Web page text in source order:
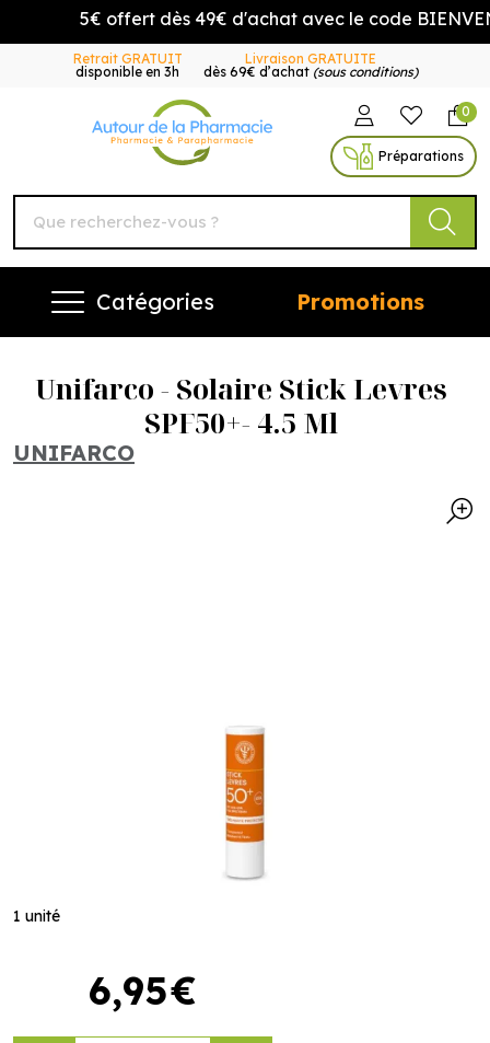
5€ offert dès 49€ d'achat avec le code
Retrait GRATUIT
disponible en 3h
Livraison GRATUITE
dès 69€ d’achat (sous conditions)
Autour de la Pharmacie
0
Préparations
Catégories Promotions
Unifarco - Solaire Stick Levres
SPF50+- 4.5 Ml
UNIFARCO
1 unité
6,95€